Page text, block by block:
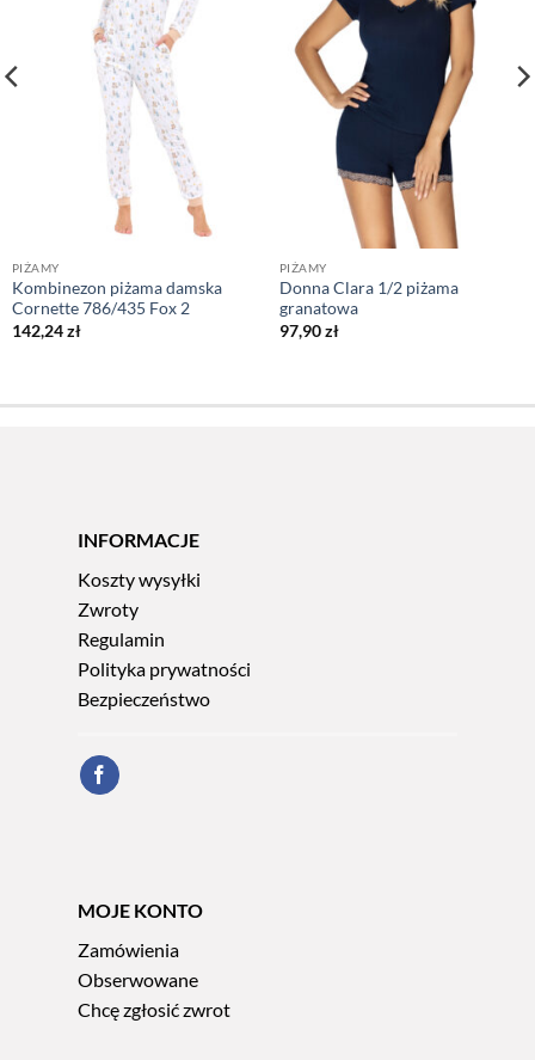
PIŻAMY
Kombinezon piżama damska
Cornette 786/435 Fox 2
142,24zł
PIŻAMY
Donna Clara 1/2 piżama
granatowa
97,90zł
INFORMACJE
Koszty wysyłki
Zwroty
Regulamin
Polityka prywatności
Bezpieczeństwo
MOJE KONTO
Zamówienia
Obserwowane
Chcę zgłosić zwrot